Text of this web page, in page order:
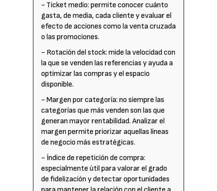
- Ticket medio: permite conocer cuánto
gasta, de media, cada cliente y evaluar el
efecto de acciones como la venta cruzada
o las promociones.
- Rotación del stock: mide la velocidad con
la que se venden las referencias y ayuda a
optimizar las compras y el espacio
disponible.
- Margen por categoría: no siempre las
categorías que más venden son las que
generan mayor rentabilidad. Analizar el
margen permite priorizar aquellas líneas
de negocio más estratégicas.
- Índice de repetición de compra:
especialmente útil para valorar el grado
de fidelización y detectar oportunidades